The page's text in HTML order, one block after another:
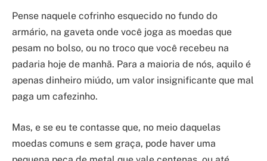
Pense naquele cofrinho esquecido no fundo do
armário, na gaveta onde você joga as moedas que
pesam no bolso, ou no troco que você recebeu na
padaria hoje de manhã. Para a maioria de nós, aquilo é
apenas dinheiro miúdo, um valor insignificante que mal
paga um cafezinho.
Mas, e se eu te contasse que, no meio daquelas
moedas comuns e sem graça, pode haver uma